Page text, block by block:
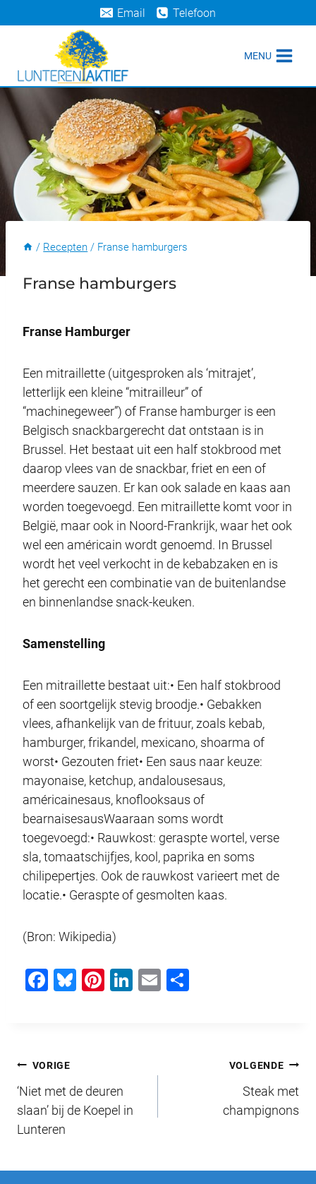
naar
Email Telefoon
MENU
/ Recepten / Franse hamburgers
Franse hamburgers
Franse Hamburger
Een mitraillette (uitgesproken als ‘mitrajet’,
letterlijk een kleine “mitrailleur” of
“machinegeweer”) of Franse hamburger is een
Belgisch snackbargerecht dat ontstaan is in
Brussel. Het bestaat uit een half stokbrood met
daarop vlees van de snackbar, friet en een of
meerdere sauzen. Er kan ook salade en kaas aan
worden toegevoegd. Een mitraillette komt voor in
België, maar ook in Noord-Frankrijk, waar het ook
wel een américain wordt genoemd. In Brussel
wordt het veel verkocht in de kebabzaken en is
het gerecht een combinatie van de buitenlandse
en binnenlandse snack-keuken.
Samenstelling
Een mitraillette bestaat uit:• Een half stokbrood
of een soortgelijk stevig broodje.• Gebakken
vlees, afhankelijk van de frituur, zoals kebab,
hamburger, frikandel, mexicano, shoarma of
worst• Gezouten friet• Een saus naar keuze:
mayonaise, ketchup, andalousesaus,
américainesaus, knoflooksaus of
bearnaisesausWaaraan soms wordt
toegevoegd:• Rauwkost: geraspte wortel, verse
sla, tomaatschijfjes, kool, paprika en soms
chilipepertjes. Ook de rauwkost varieert met de
locatie.• Geraspte of gesmolten kaas.
(Bron: Wikipedia)
F
b
o
o
k
Bl Pi Li
E
Bericht
navigatie
VORIGE
‘Niet met de deuren
slaan’ bij de Koepel in
Lunteren
VOLGENDE
Steak met
champignons